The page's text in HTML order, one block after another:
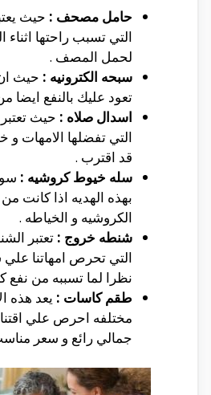
حامل مصحف : حيث
التي تسبب راحتها
لحمل المصف .
سبحه الكترونيه : حيث
تعود عليك بالنفع ايضا
اسدال صلاه : حيث
التي تفضلها الامهات
قد اقترب .
سله خيوط كروشيه :
بهذه الهديه اذا كانت
الكروشيه و الخياطه .
شنطه خروج : تعتبر
التي تحرص امهاتنا علي
نظرا لما تسببه من نفع
طقم كاسات : يعد هذه
مختلفه احرص علي
جمالي رائع و سعر